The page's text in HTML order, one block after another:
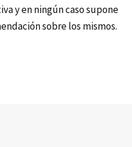
y en ningún caso supone
sobre los mismos.